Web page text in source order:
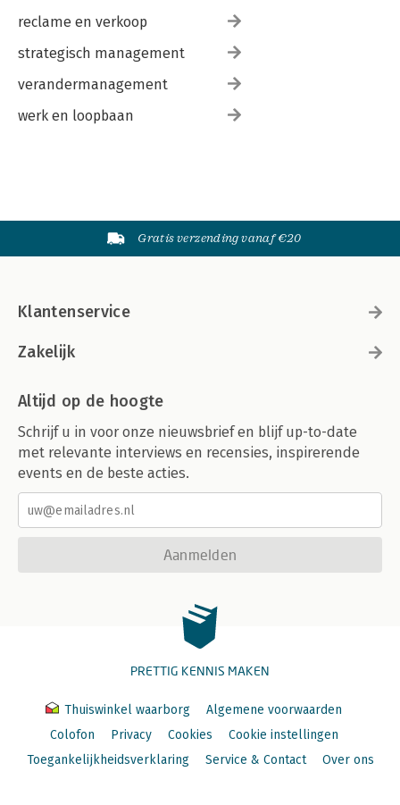
reclame en verkoop
strategisch management
verandermanagement
werk en loopbaan
Gratis verzending vanaf €20
Klantenservice
Zakelijk
Altijd op de hoogte
Schrijf u in voor onze nieuwsbrief en blijf up-to-date
met relevante interviews en recensies, inspirerende
events en de beste acties.
Aanmelden
PRETTIG KENNIS MAKEN
Thuiswinkel waarborg
Algemene voorwaarden
Colofon
Privacy Cookies
Cookie instellingen
Toegankelijkheidsverklaring
Service & Contact Over ons